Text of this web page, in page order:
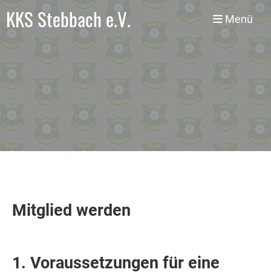
KKS Stebbach e.V. Menü
Mitglied werden
1. Voraussetzungen für eine